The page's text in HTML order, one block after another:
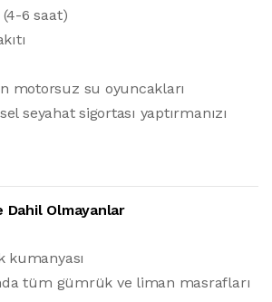
(4-6 saat)
motorsuz su oyuncakları
seyahat sigortası yaptırmanızı
Dahil Olmayanlar
kumanyası
tüm gümrük ve liman masrafları